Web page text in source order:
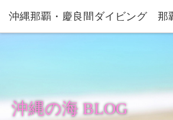
沖縄那覇・慶良間ダイビング 那
沖縄の海 BLOG